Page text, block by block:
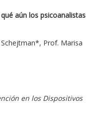
aún los psicoanalistas
Prof. Marisa
en los Dispositivos